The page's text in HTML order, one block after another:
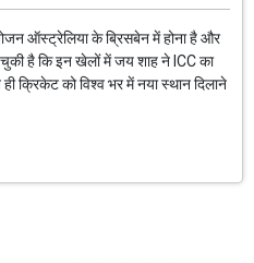
ऑस्ट्रेलिया के ब्रिसबेन में होना है और
चुकी है कि इन खेलों में जय शाह ने ICC का
क्रिकेट को विश्व भर में नया स्थान दिलाने